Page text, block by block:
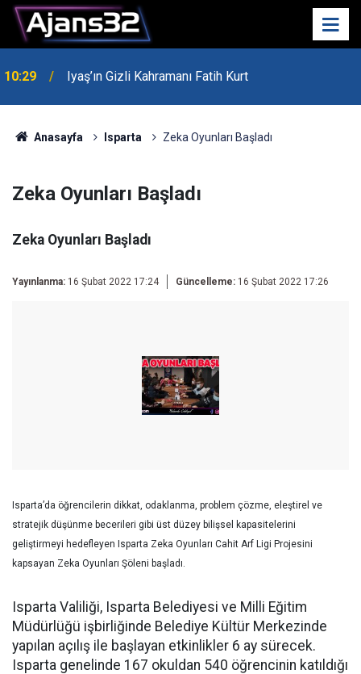
00:52 Isparta'da Asker Eğlencesinde Kavga Çıktı
Anasayfa Isparta Zeka Oyunları Başladı
Zeka Oyunları Başladı
Zeka Oyunları Başladı
Yayınlanma: 16 Şubat 2022 17:24 Güncelleme: 16 Şubat 2022 17:26
Isparta’da öğrencilerin dikkat, odaklanma, problem çözme, eleştirel ve
stratejik düşünme becerileri gibi üst düzey bilişsel kapasitelerini
geliştirmeyi hedefleyen Isparta Zeka Oyunları Cahit Arf Ligi Projesini
kapsayan Zeka Oyunları Şöleni başladı.
Isparta Valiliği, Isparta Belediyesi ve Milli Eğitim
Müdürlüğü işbirliğinde Belediye Kültür Merkezinde
yapılan açılış ile başlayan etkinlikler 6 ay sürecek.
Isparta genelinde 167 okuldan 540 öğrencinin katıldığı